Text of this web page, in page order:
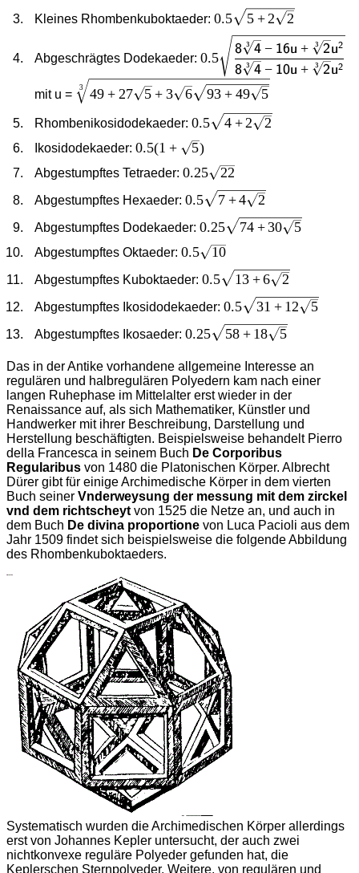
Kleines Rhombenkuboktaeder: 0.5\sqrt{5+2\sqrt{2}}
0.5 5 + 2 2
Abgeschrägtes Dodekaeder:
0.5\sqrt\dfrac{\sf
8\sqrt[3]
{4}-16u+\sqrt[3]
{2}u^2}{\sf
8\sqrt[3]
{2}u^2}
0.5
8 3 4 − 10u + 3 2u2
8 3 4 − 16u + 3 2u2
mit u = \sqrt[3]
3 49 + 27 5 + 3 6 93 + 49 5
Rhombenikosidodekaeder: 0.5\sqrt{4+2\sqrt{2}}
0.5 4 +2 2
Ikosidodekaeder: 0.5(1+\sqrt{5})
0.5(1 + 5)
Abgestumpftes Tetraeder: 0.25\sqrt{22}
0.25 22
Abgestumpftes Hexaeder: 0.5\sqrt{7+4\sqrt{2}}
0.5 7 +4 2
Abgestumpftes Dodekaeder: 0.25\sqrt{74+30\sqrt{5}}
0.25 74 +30 5
Abgestumpftes Oktaeder: 0.5\sqrt{10}
0.5 10
Abgestumpftes Kuboktaeder: 0.5\sqrt{13+6\sqrt{2}}
0.5 13 +6 2
Abgestumpftes Ikosidodekaeder: 0.5 31 + 12 5
Abgestumpftes Ikosaeder: 0.25\sqrt{58+18\sqrt{5}}
0.25 58 + 18 5
Das in der Antike vorhandene allgemeine Interesse an
regulären und halbregulären Polyedern kam nach einer
langen Ruhephase im Mittelalter erst wieder in der
Renaissance auf, als sich Mathematiker, Künstler und
Handwerker mit ihrer Beschreibung, Darstellung und
Herstellung beschäftigten. Beispielsweise behandelt Pierro
della Francesca in seinem Buch De Corporibus
Regularibus von 1480 die Platonischen Körper. Albrecht
Dürer gibt für einige Archimedische Körper in dem vierten
Buch seiner Vnderweysung der messung mit dem zirckel
vnd dem richtscheyt von 1525 die Netze an, und auch in
dem Buch De divina proportione von Luca Pacioli aus dem
Jahr 1509 findet sich beispielsweise die folgende Abbildung
des Rhombenkuboktaeders.
Systematisch wurden die Archimedischen Körper allerdings
erst von Johannes Kepler untersucht, der auch zwei
nichtkonvexe reguläre Polyeder gefunden hat, die
Keplerschen Sternpolyeder. Weitere, von regulären und